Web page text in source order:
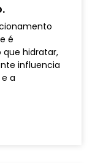
é
hidratar,
influencia
a